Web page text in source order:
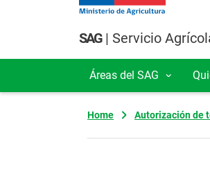
Pasar al contenido principal
SAG| Servicio
Áreas del SAG
Home Autorización de